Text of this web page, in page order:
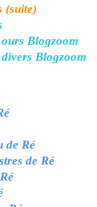
(suite)
Blogzoom
Blogzoom
de Ré
de Ré